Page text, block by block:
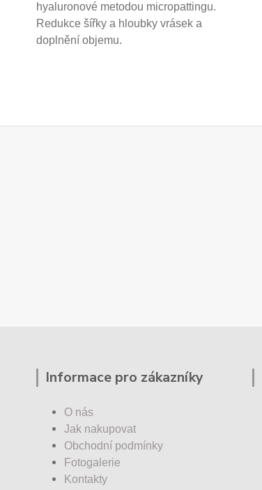
hyaluronové metodou micropattingu.
Redukce šířky a hloubky vrásek a
doplnění objemu.
Informace pro zákazníky
O nás
Jak nakupovat
Obchodní podmínky
Fotogalerie
Kontakty